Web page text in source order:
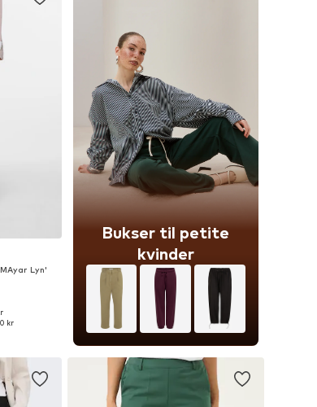
Lyn'
kr
Bukser til petite
kvinder